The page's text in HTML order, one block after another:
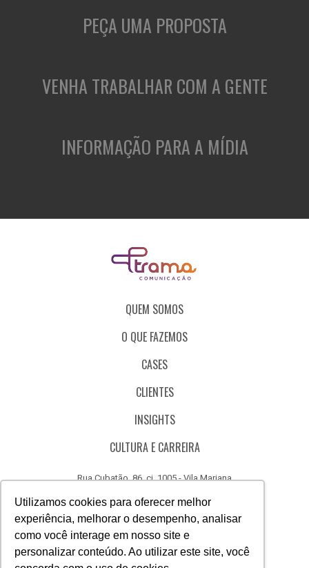
Utilizamos cookies para oferecer melhor
experiência, melhorar o desempenho, analisar
como você interage em nosso site e
personalizar conteúdo. Ao utilizar este site, você
PEÇA UMA PROPOSTA
VENHA TRABALHAR COM A GENTE
INFORMAÇÃO PARA A MÍDIA
QUEM SOMOS
O QUE FAZEMOS
CASES
CLIENTES
INSIGHTS
CULTURA E CARREIRA
Rua Cubatão, 86, cj. 1005 - Vila Mariana
CÓDIGO DE ÉTICA
CANAL DE DENÚNCIAS